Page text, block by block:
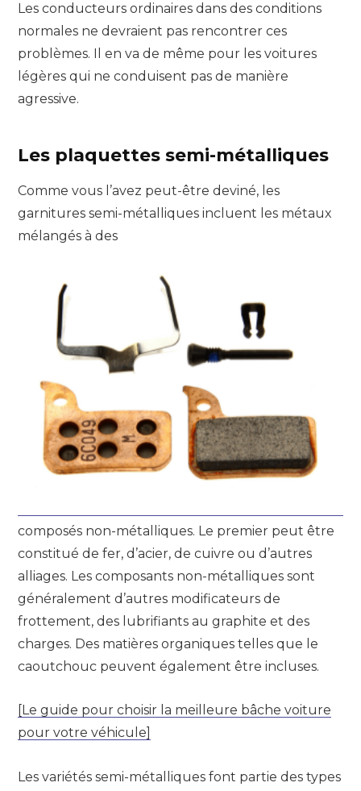
Les conducteurs ordinaires dans des conditions
normales ne devraient pas rencontrer ces
problèmes. Il en va de même pour les voitures
légères qui ne conduisent pas de manière
agressive.
Les plaquettes semi-métalliques
Comme vous l’avez peut-être deviné, les
garnitures semi-métalliques incluent les métaux
mélangés à des
composés non-métalliques. Le premier peut être
constitué de fer, d’acier, de cuivre ou d’autres
alliages. Les composants non-métalliques sont
généralement d’autres modificateurs de
frottement, des lubrifiants au graphite et des
charges. Des matières organiques telles que le
caoutchouc peuvent également être incluses.
[Le guide pour choisir la meilleure bâche voiture
pour votre véhicule]
Les variétés semi-métalliques font partie des types